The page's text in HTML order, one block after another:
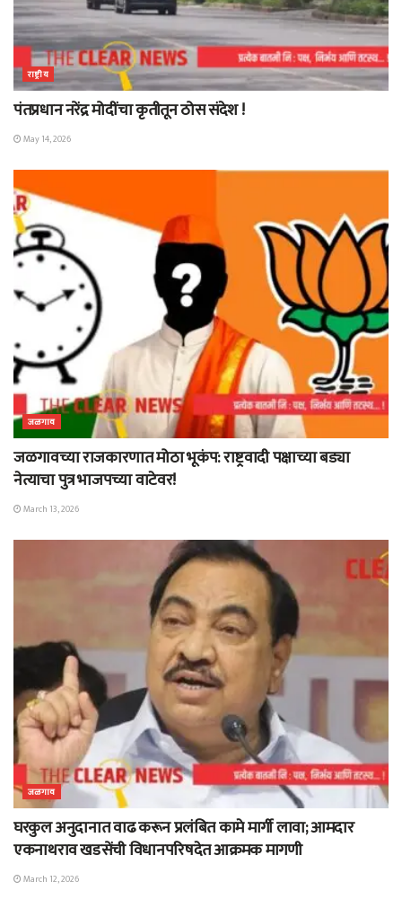
राष्ट्रीय
पंतप्रधान नरेंद्र मोदींचा कृतीतून ठोस संदेश !
May 14, 2026
जळगाव
जळगावच्या राजकारणात मोठा भूकंप: राष्ट्रवादी पक्षाच्या बड्या
नेत्याचा पुत्र भाजपच्या वाटेवर!
March 13, 2026
जळगाव
घरकुल अनुदानात वाढ करून प्रलंबित कामे मार्गी लावा; आमदार
एकनाथराव खडसेंची विधानपरिषदेत आक्रमक मागणी
March 12, 2026